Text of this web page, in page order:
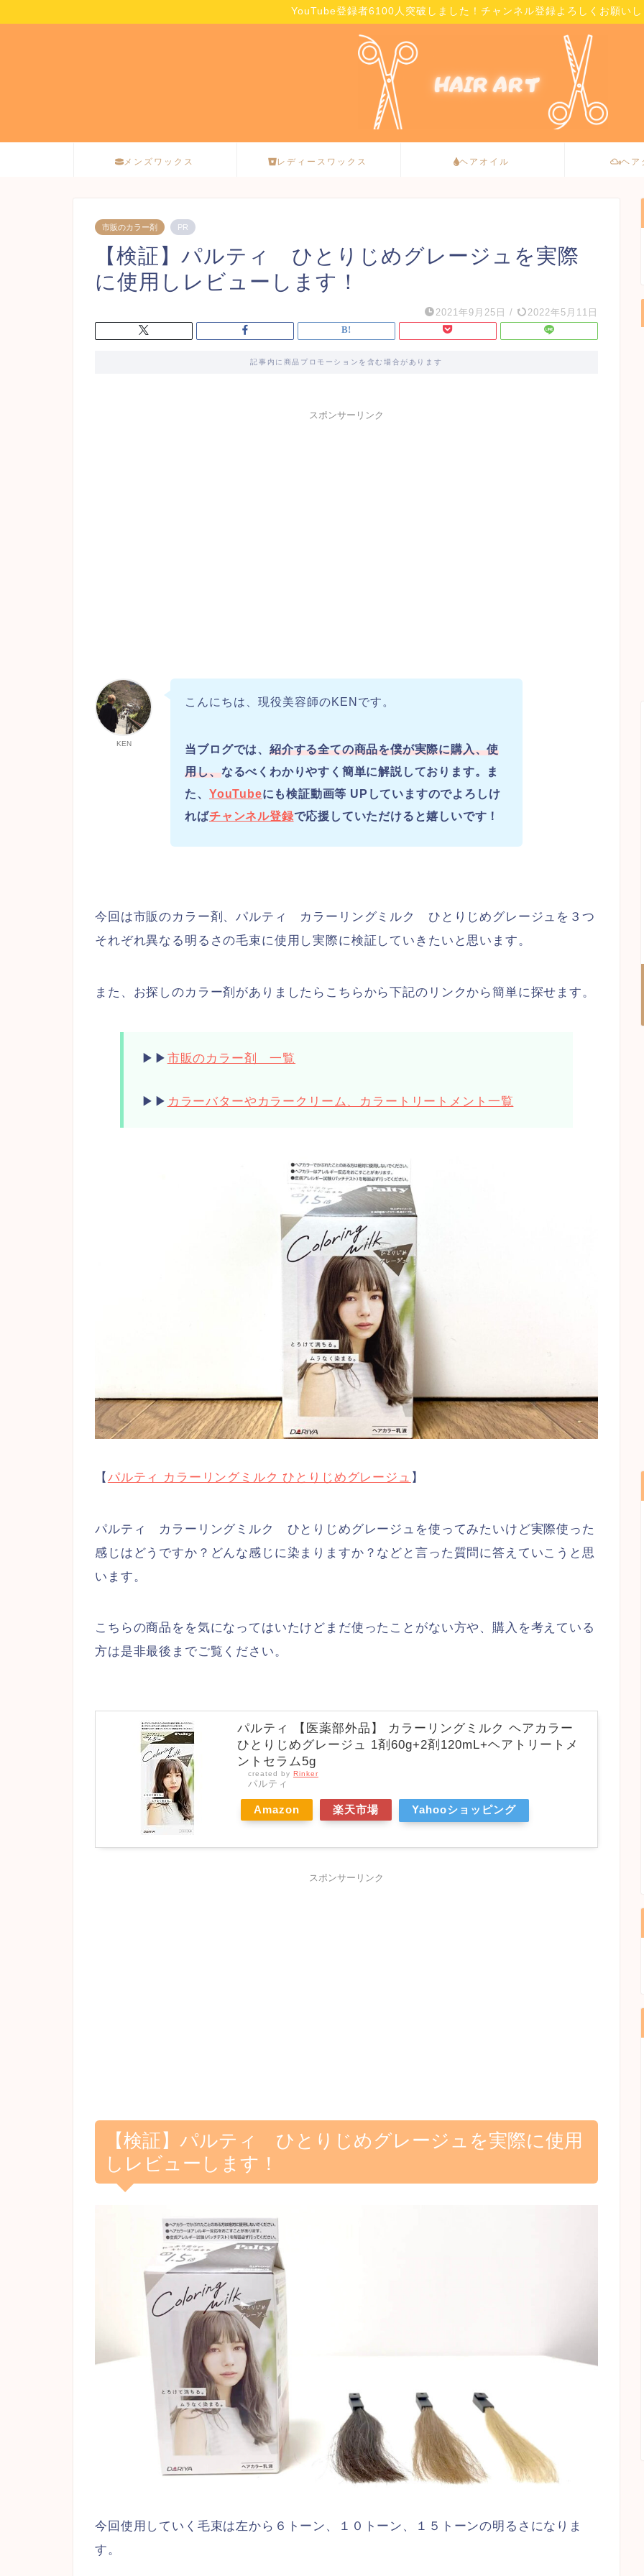
YouTube登録者6100人突破しました！チャンネル登録よろしくお願いし
メンズワックス レディースワックス ヘアオイル ヘア
市販のカラー剤 PR
【検証】パルティ ひとりじめグレージュを実際
に使用しレビューします！
2021年9月25日 / 2022年5月11日
記事内に商品プロモーションを含む場合があります
スポンサーリンク
KEN
こんにちは、現役美容師のKENです。
当ブログでは、 紹介する全ての商品を僕が実際に購入、使
用し、なるべくわかりやすく簡単に解説しております。ま
た、 YouTubeにも検証動画等 UPしていますのでよろしけ
ればチャンネル登録で応援していただけると嬉しいです！
今回は市販のカラー剤、パルティ カラーリングミルク ひとりじめグレージュを３つ
それぞれ異なる明るさの毛束に使用し実際に検証していきたいと思います。
また、お探しのカラー剤がありましたらこちらから下記のリンクから簡単に探せます。
▶︎▶︎ 市販のカラー剤 一覧
▶︎▶︎ カラーバターやカラークリーム、カラートリートメント一覧
【 パルティ カラーリングミルク ひとりじめグレージュ 】
パルティ カラーリングミルク ひとりじめグレージュを使ってみたいけど実際使った
感じはどうですか？どんな感じに染まりますか？などと言った質問に答えていこうと思
います。
こちらの商品をを気になってはいたけどまだ使ったことがない方や、購入を考えている
方は是非最後までご覧ください。
パルティ 【医薬部外品】 カラーリングミルク ヘアカラー
ひとりじめグレージュ 1剤60g+2剤120mL+ヘアトリートメ
ントセラム5g
created by Rinker
パルティ
Amazon 楽天市場 Yahooショッピング
スポンサーリンク
【検証】パルティ ひとりじめグレージュを実際に使用
しレビューします！
今回使用していく毛束は左から６トーン、１０トーン、１５トーンの明るさになりま
す。